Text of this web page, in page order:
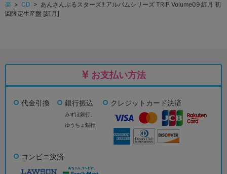
楽 > CD > あんさんぶるスターズ!! アルバムシリーズ TRIP Volume09 紅月 初
回限定生産盤 [紅月]
お支払い方法
代金引換 銀行振込
みずほ銀行、
ゆうちょ銀行
クレジットカード決済
コンビニ決済